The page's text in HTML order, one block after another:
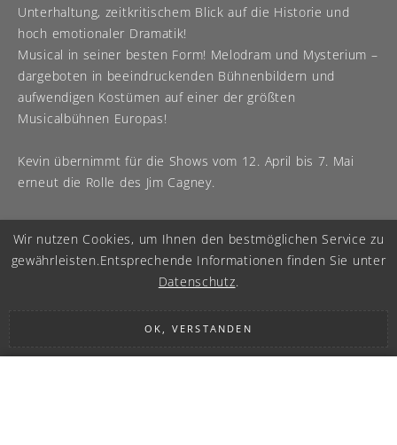
Unterhaltung, zeitkritischem Blick auf die Historie und
hoch emotionaler Dramatik!
Musical in seiner besten Form! Melodram und Mysterium –
dargeboten in beeindruckenden Bühnenbildern und
aufwendigen Kostümen auf einer der größten
Musicalbühnen Europas!
Kevin übernimmt für die Shows vom 12. April bis 7. Mai
erneut die Rolle des Jim Cagney.
Wir nutzen Cookies, um Ihnen den bestmöglichen Service zu
gewährleisten.Entsprechende Informationen finden Sie unter
Datenschutz.
OK, VERSTANDEN